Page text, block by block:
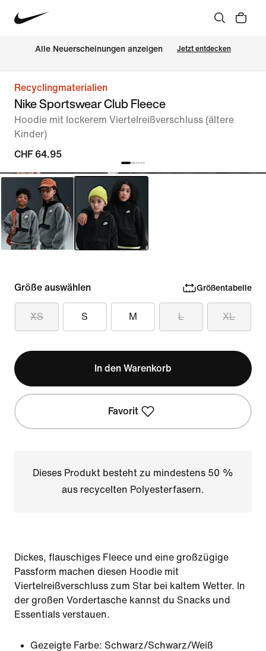
Alle Neuerscheinungen anzeigen Jetzt entdecken
Recyclingmaterialien
Nike Sportswear Club Fleece
Hoodie mit lockerem Viertelreißverschluss (ältere
Kinder)
CHF 64.95
Größe auswählen Größentabelle
XS S M L XL
In den Warenkorb
Favorit
Dieses Produkt besteht zu mindestens 50 %
aus recycelten Polyesterfasern.
Dickes, flauschiges Fleece und eine großzügige
Passform machen diesen Hoodie mit
Viertelreißverschluss zum Star bei kaltem Wetter. In
der großen Vordertasche kannst du Snacks und
Essentials verstauen.
Gezeigte Farbe: Schwarz/Schwarz/Weiß